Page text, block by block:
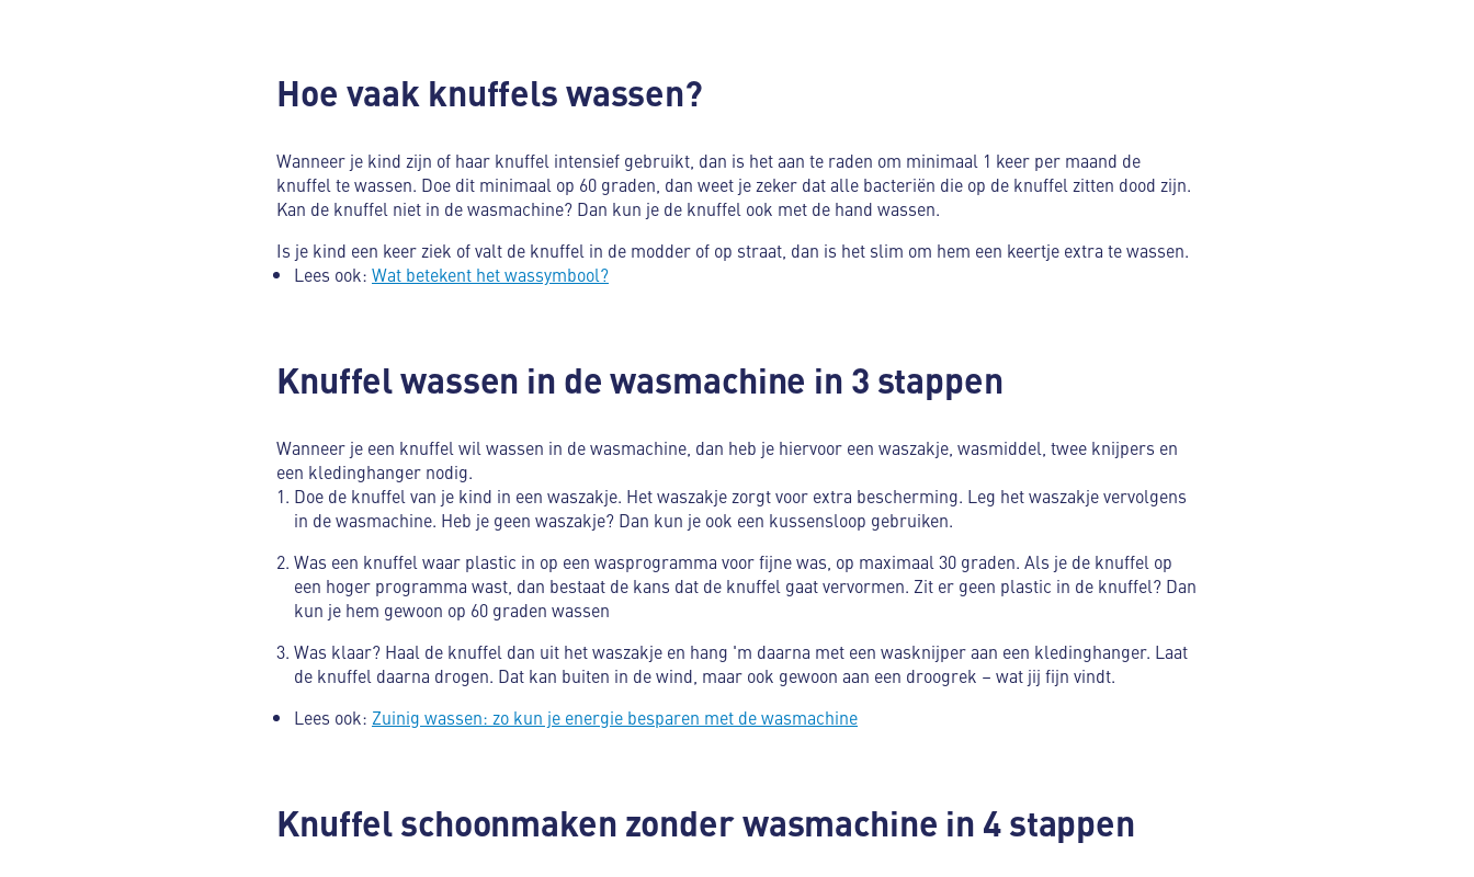
Hoe vaak knuffels wassen?
Wanneer je kind zijn of haar knuffel intensief gebruikt, dan is het aan te raden om minimaal 1 keer per maand de
knuffel te wassen. Doe dit minimaal op 60 graden, dan weet je zeker dat alle bacteriën die op de knuffel zitten dood zijn.
Kan de knuffel niet in de wasmachine? Dan kun je de knuffel ook met de hand wassen.
Is je kind een keer ziek of valt de knuffel in de modder of op straat, dan is het slim om hem een keertje extra te wassen.
Lees ook: Wat betekent het wassymbool?
Knuffel wassen in de wasmachine in 3 stappen
Wanneer je een knuffel wil wassen in de wasmachine, dan heb je hiervoor een waszakje, wasmiddel, twee knijpers en
een kledinghanger nodig.
Doe de knuffel van je kind in een waszakje. Het waszakje zorgt voor extra bescherming. Leg het waszakje vervolgens
in de wasmachine. Heb je geen waszakje? Dan kun je ook een kussensloop gebruiken.
Was een knuffel waar plastic in op een wasprogramma voor fijne was, op maximaal 30 graden. Als je de knuffel op
een hoger programma wast, dan bestaat de kans dat de knuffel gaat vervormen. Zit er geen plastic in de knuffel? Dan
kun je hem gewoon op 60 graden wassen
Was klaar? Haal de knuffel dan uit het waszakje en hang 'm daarna met een wasknijper aan een kledinghanger. Laat
de knuffel daarna drogen. Dat kan buiten in de wind, maar ook gewoon aan een droogrek – wat jij fijn vindt.
Lees ook: Zuinig wassen: zo kun je energie besparen met de wasmachine
Knuffel schoonmaken zonder wasmachine in 4 stappen